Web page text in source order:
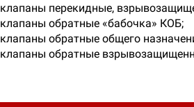
клапаны перекидные,
клапаны обратные «бабочка» КОБ;
клапаны обратные общего
клапаны обратные